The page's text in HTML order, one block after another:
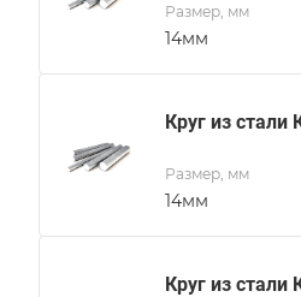
Размер, мм
14мм
Круг из стали
Размер, мм
14мм
Круг из стали